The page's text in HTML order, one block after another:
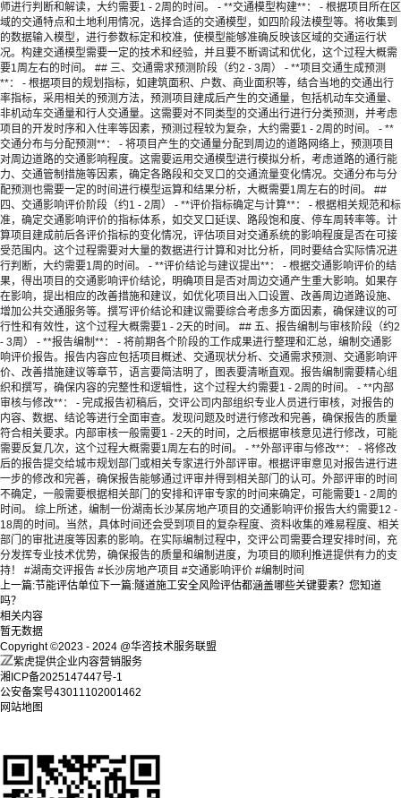
师进行判断和解读，大约需要1 - 2周的时间。 - **交通模型构建**： - 根据项目所在区
域的交通特点和土地利用情况，选择合适的交通模型，如四阶段法模型等。将收集到
的数据输入模型，进行参数标定和校准，使模型能够准确反映该区域的交通运行状
况。构建交通模型需要一定的技术和经验，并且要不断调试和优化，这个过程大概需
要1周左右的时间。 ## 三、交通需求预测阶段（约2 - 3周） - **项目交通生成预测
**： - 根据项目的规划指标，如建筑面积、户数、商业面积等，结合当地的交通出行
率指标，采用相关的预测方法，预测项目建成后产生的交通量，包括机动车交通量、
非机动车交通量和行人交通量。这需要对不同类型的交通出行进行分类预测，并考虑
项目的开发时序和入住率等因素，预测过程较为复杂，大约需要1 - 2周的时间。 - **
交通分布与分配预测**： - 将项目产生的交通量分配到周边的道路网络上，预测项目
对周边道路的交通影响程度。这需要运用交通模型进行模拟分析，考虑道路的通行能
力、交通管制措施等因素，确定各路段和交叉口的交通流量变化情况。交通分布与分
配预测也需要一定的时间进行模型运算和结果分析，大概需要1周左右的时间。 ##
四、交通影响评价阶段（约1 - 2周） - **评价指标确定与计算**： - 根据相关规范和标
准，确定交通影响评价的指标体系，如交叉口延误、路段饱和度、停车周转率等。计
算项目建成前后各评价指标的变化情况，评估项目对交通系统的影响程度是否在可接
受范围内。这个过程需要对大量的数据进行计算和对比分析，同时要结合实际情况进
行判断，大约需要1周的时间。 - **评价结论与建议提出**： - 根据交通影响评价的结
果，得出项目的交通影响评价结论，明确项目是否对周边交通产生重大影响。如果存
在影响，提出相应的改善措施和建议，如优化项目出入口设置、改善周边道路设施、
增加公共交通服务等。撰写评价结论和建议需要综合考虑多方面因素，确保建议的可
行性和有效性，这个过程大概需要1 - 2天的时间。 ## 五、报告编制与审核阶段（约2
- 3周） - **报告编制**： - 将前期各个阶段的工作成果进行整理和汇总，编制交通影
响评价报告。报告内容应包括项目概述、交通现状分析、交通需求预测、交通影响评
价、改善措施建议等章节，语言要简洁明了，图表要清晰直观。报告编制需要精心组
织和撰写，确保内容的完整性和逻辑性，这个过程大约需要1 - 2周的时间。 - **内部
审核与修改**： - 完成报告初稿后，交评公司内部组织专业人员进行审核，对报告的
内容、数据、结论等进行全面审查。发现问题及时进行修改和完善，确保报告的质量
符合相关要求。内部审核一般需要1 - 2天的时间，之后根据审核意见进行修改，可能
需要反复几次，这个过程大概需要1周左右的时间。 - **外部评审与修改**： - 将修改
后的报告提交给城市规划部门或相关专家进行外部评审。根据评审意见对报告进行进
一步的修改和完善，确保报告能够通过评审并得到相关部门的认可。外部评审的时间
不确定，一般需要根据相关部门的安排和评审专家的时间来确定，可能需要1 - 2周的
时间。 综上所述，编制一份湖南长沙某房地产项目的交通影响评价报告大约需要12 -
18周的时间。当然，具体时间还会受到项目的复杂程度、资料收集的难易程度、相关
部门的审批进度等因素的影响。在实际编制过程中，交评公司需要合理安排时间，充
分发挥专业技术优势，确保报告的质量和编制进度，为项目的顺利推进提供有力的支
持！ #湖南交评报告 #长沙房地产项目 #交通影响评价 #编制时间
上一篇:节能评估单位 下一篇:隧道施工安全风险评估都涵盖哪些关键要素？您知道
吗？
相关内容
暂无数据
Copyright ©2023 - 2024 @华咨技术服务联盟
紫虎提供企业内容营销服务
湘ICP备2025147447号-1
公安备案号43011102001462
网站地图